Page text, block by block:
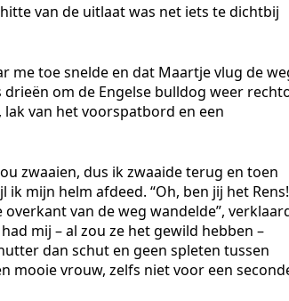
van de uitlaat was net iets te dichtbij
me toe snelde en dat Maartje vlug de
om de Engelse bulldog weer
van het voorspatbord en een
zwaaien, dus ik zwaaide terug en toen
mijn helm afdeed. “Oh, ben jij het Rens!
van de weg wandelde”,
mij – al zou ze het gewild hebben –
dan schut en geen spleten tussen
mooie vrouw, zelfs niet voor een